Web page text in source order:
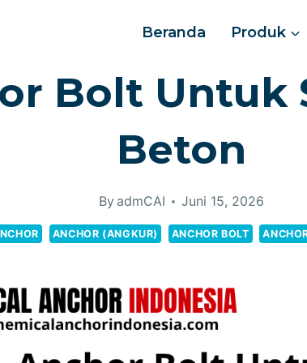
Beranda Produk
Bolt Untuk
Beton
By admCAI Juni 15, 2026
ANCHOR (ANGKUR) ANCHOR BOLT